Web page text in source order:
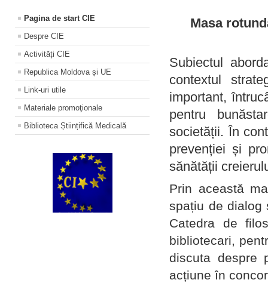
Pagina de start CIE
Despre CIE
Activități CIE
Republica Moldova și UE
Link-uri utile
Materiale promoţionale
Biblioteca Științifică Medicală
Masa
Subiectul
contextul
important,
pentru
societății. În
prevenției și
sănătății
Prin această
spațiu de dialog
Catedra de
bibliotecari,
discuta despre
acțiune în